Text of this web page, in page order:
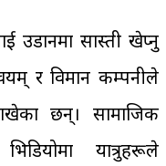
उडानमा सास्ती खेप्‍नु
र विमान कम्पनीले
छन्। सामाजिक
यात्रुहरूले